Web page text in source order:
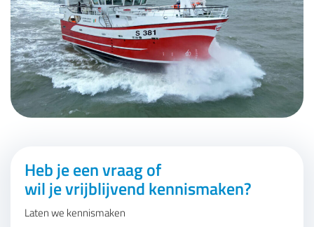
Heb je een vraag of
wil je vrijblijvend kennismaken?
Laten we kennismaken